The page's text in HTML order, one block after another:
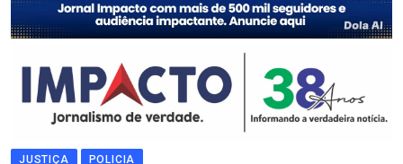
JUSTIÇA POLICIA